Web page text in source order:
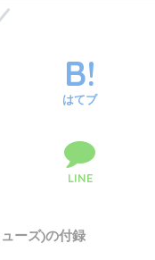
はてブ
LINE
ーズ)の付録